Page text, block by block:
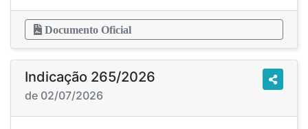
Documento Oficial
Indicação 265/2026
de 02/07/2026